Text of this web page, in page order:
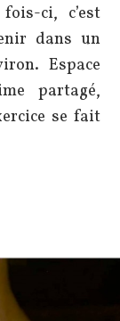
ci, c’est
dans un
Espace
partagé,
se fait